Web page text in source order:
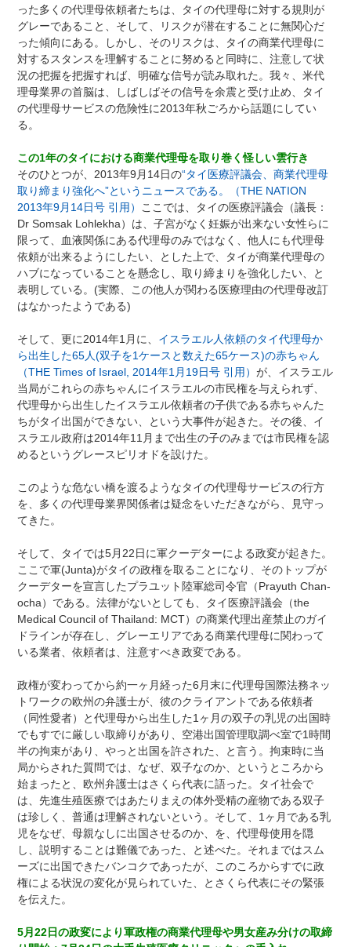
った多くの代理母依頼者たちは、タイの代理母に対する規則が
グレーであること、そして、リスクが潜在することに無関心だ
った傾向にある。しかし、そのリスクは、タイの商業代理母に
対するスタンスを理解することに努めると同時に、注意して状
況の把握を把握すれば、明確な信号が読み取れた。我々、米代
理母業界の首脳は、しばしばその信号を余震と受け止め、タイ
の代理母サービスの危険性に2013年秋ごろから話題にしてい
る。
この1年のタイにおける商業代理母を取り巻く怪しい雲行き
そのひとつが、2013年9月14日の“タイ医療評議会、商業代理母
取り締まり強化へ”というニュースである。（THE NATION
2013年9月14日号 引用） ここでは、タイの医療評議会（議長：
Dr Somsak Lohlekha）は、子宮がなく妊娠が出来ない女性らに
限って、血液関係にある代理母のみではなく、他人にも代理母
依頼が出来るようにしたい、とした上で、タイが商業代理母の
ハブになっていることを懸念し、取り締まりを強化したい、と
表明している。(実際、この他人が関わる医療理由の代理母改訂
はなかったようである)
そして、更に2014年1月に、 イスラエル人依頼のタイ代理母か
ら出生した65人(双子を1ケースと数えた65ケース)の赤ちゃん
（THE Times of Israel, 2014年1月19日号 引用）が、イスラエル
当局がこれらの赤ちゃんにイスラエルの市民権を与えられず、
代理母から出生したイスラエル依頼者の子供である赤ちゃんた
ちがタイ出国ができない、という大事件が起きた。その後、イ
スラエル政府は2014年11月まで出生の子のみまでは市民権を認
めるというグレースピリオドを設けた。
このような危ない橋を渡るようなタイの代理母サービスの行方
を、多くの代理母業界関係者は疑念をいただきながら、見守っ
てきた。
そして、タイでは5月22日に軍クーデターによる政変が起きた。
ここで軍(Junta)がタイの政権を取ることになり、そのトップが
クーデターを宣言したプラユット陸軍総司令官（Prayuth Chan-
ocha）である。法律がないとしても、タイ医療評議会（the
Medical Council of Thailand: MCT）の商業代理出産禁止のガイ
ドラインが存在し、グレーエリアである商業代理母に関わって
いる業者、依頼者は、注意すべき政変である。
政権が変わってから約一ヶ月経った6月末に代理母国際法務ネッ
トワークの欧州の弁護士が、彼のクライアントである依頼者
（同性愛者）と代理母から出生した1ヶ月の双子の乳児の出国時
でもすでに厳しい取締りがあり、空港出国管理取調べ室で1時間
半の拘束があり、やっと出国を許された、と言う。拘束時に当
局からされた質問では、なぜ、双子なのか、というところから
始まったと、欧州弁護士はさくら代表に語った。タイ社会で
は、先進生殖医療ではあたりまえの体外受精の産物である双子
は珍しく、普通は理解されないという。そして、1ヶ月である乳
児をなぜ、母親なしに出国させるのか、を、代理母使用を隠
し、説明することは難儀であった、と述べた。それまではスム
ーズに出国できたバンコクであったが、このころからすでに政
権による状況の変化が見られていた、とさくら代表にその緊張
を伝えた。
5月22日の政変により軍政権の商業代理母や男女産み分けの取締